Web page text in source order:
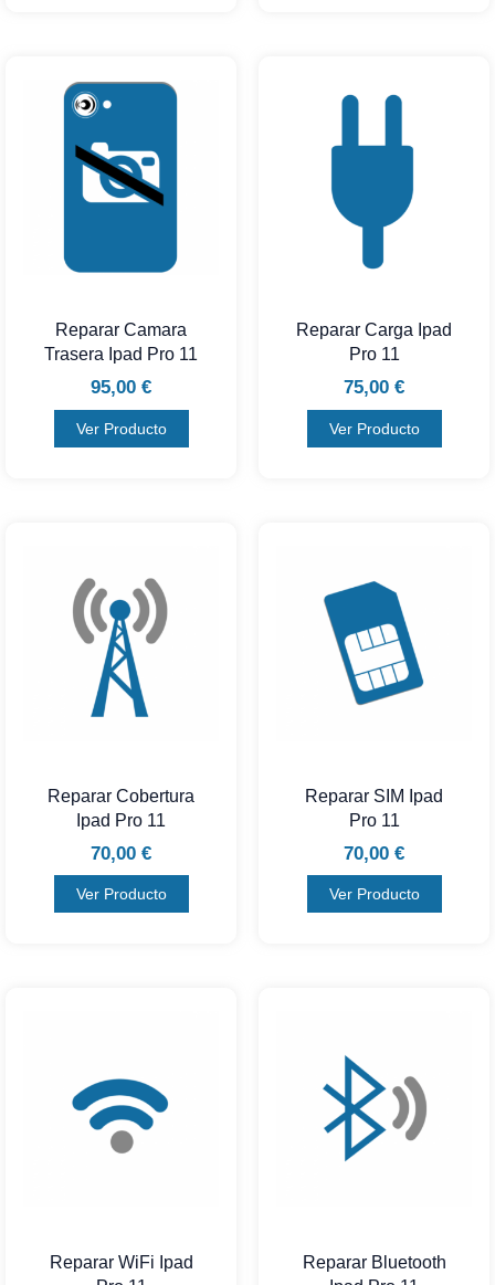
Reparar Camara
Trasera Ipad Pro 11
95,00 €
Ver Producto
Reparar Carga Ipad
Pro 11
75,00 €
Ver Producto
Reparar Cobertura
Ipad Pro 11
70,00 €
Ver Producto
Reparar SIM Ipad
Pro 11
70,00 €
Ver Producto
Reparar WiFi Ipad
Reparar Bluetooth